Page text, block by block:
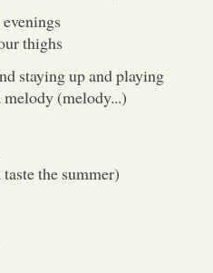
thighs
staying up and playing
(melody...)
the summer)